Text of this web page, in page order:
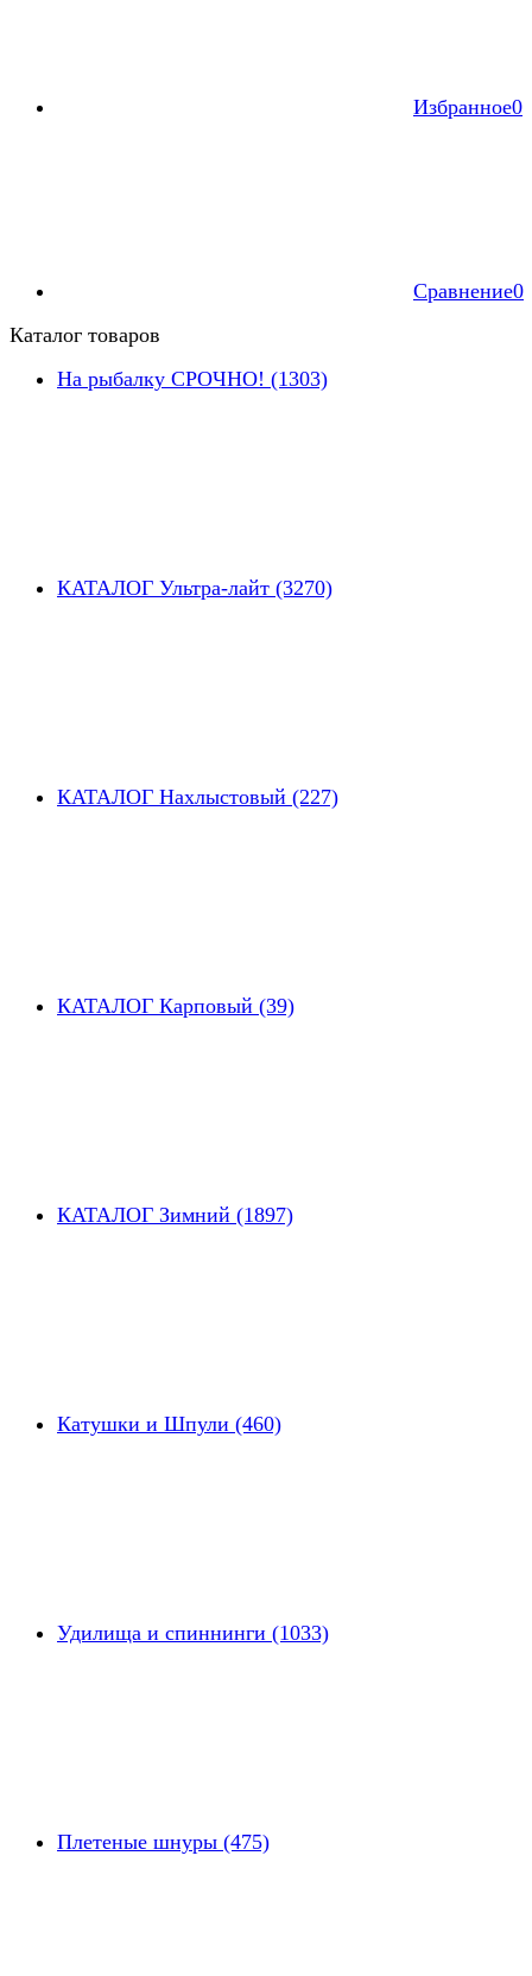
Избранное0
Сравнение0
Каталог товаров
На рыбалку СРОЧНО! (1303)
КАТАЛОГ Ультра-лайт (3270)
КАТАЛОГ Нахлыстовый (227)
КАТАЛОГ Карповый (39)
КАТАЛОГ Зимний (1897)
Катушки и Шпули (460)
Удилища и спиннинги (1033)
Плетеные шнуры (475)